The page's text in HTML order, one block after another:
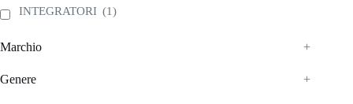
INTEGRATORI (1)
Marchio +
Genere +